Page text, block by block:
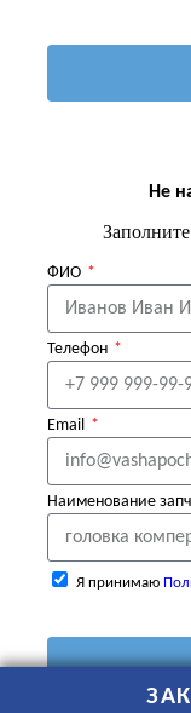
Не
ФИО
Телефон
Email
Наименование
Я принимаю